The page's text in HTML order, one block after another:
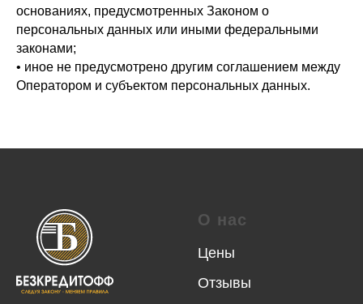
основаниях, предусмотренных Законом о
персональных данных или иными федеральными
законами;
• иное не предусмотрено другим соглашением между
Оператором и субъектом персональных данных.
О нас
Цены
Отзывы